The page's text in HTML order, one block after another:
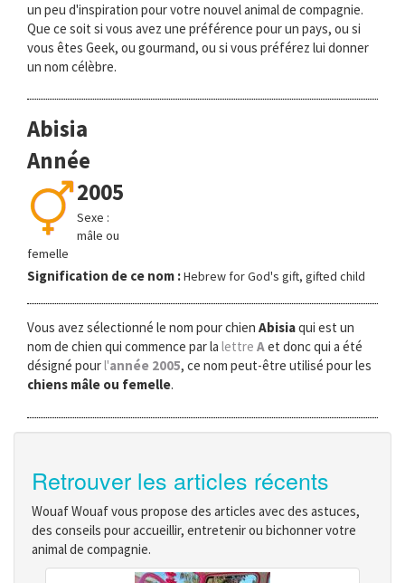
un peu d'inspiration pour votre nouvel animal de compagnie.
Que ce soit si vous avez une préférence pour un pays, ou si
vous êtes Geek, ou gourmand, ou si vous préférez lui donner
un nom célèbre.
Abisia
Année
2005
Sexe :
mâle ou
femelle
Signification de ce nom :Hebrew for God's gift, gifted child
Vous avez sélectionné le nom pour chien Abisiaqui est un
nom de chien qui commence par la lettre Aet donc qui a été
désigné pourl'année 2005, ce nom peut-être utilisé pour les
chiens mâle ou femelle.
Retrouver les articles récents
Wouaf Wouaf vous propose des articles avec des astuces,
des conseils pour accueillir, entretenir ou bichonner votre
animal de compagnie.